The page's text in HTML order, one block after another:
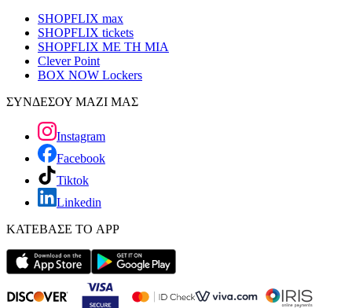
SHOPFLIX max
SHOPFLIX tickets
SHOPFLIX ΜΕ ΤΗ ΜΙΑ
Clever Point
BOX NOW Lockers
ΣΥΝΔΕΣΟΥ ΜΑΖΙ ΜΑΣ
Instagram
Facebook
Tiktok
Linkedin
ΚΑΤΕΒΑΣΕ ΤΟ APP